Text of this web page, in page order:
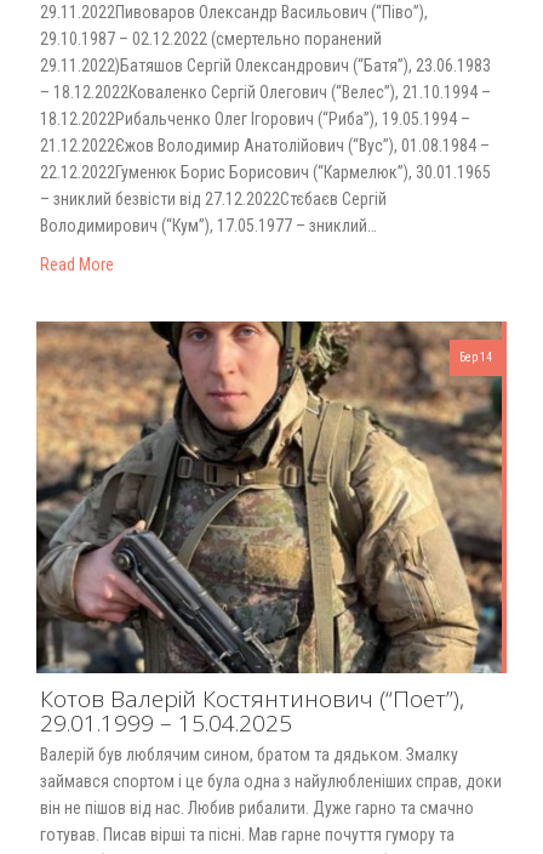
29.11.2022Пивоваров Олександр Васильович (“Піво”),
29.10.1987 – 02.12.2022 (смертельно поранений
29.11.2022)Батяшов Сергій Олександрович (“Батя”), 23.06.1983
– 18.12.2022Коваленко Сергій Олегович (“Велес”), 21.10.1994 –
18.12.2022Рибальченко Олег Ігорович (“Риба”), 19.05.1994 –
21.12.2022Єжов Володимир Анатолійович (“Вус”), 01.08.1984 –
22.12.2022Гуменюк Борис Борисович (“Кармелюк”), 30.01.1965
– зниклий безвісти від 27.12.2022Стєбаєв Сергій
Володимирович (“Кум”), 17.05.1977 – зниклий…
Read More
Бер 14
Котов Валерій Костянтинович (“Поет”),
29.01.1999 – 15.04.2025
Валерій був люблячим сином, братом та дядьком. Змалку
займався спортом і це була одна з найулюбленіших справ, доки
він не пішов від нас. Любив рибалити. Дуже гарно та смачно
готував. Писав вірші та пісні. Мав гарне почуття гумору та